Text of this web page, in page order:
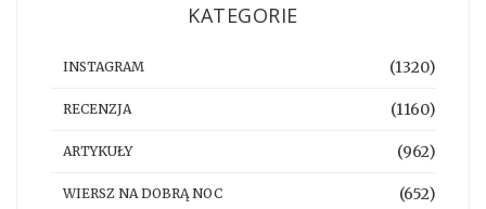
KATEGORIE
INSTAGRAM (1320)
RECENZJA (1160)
ARTYKUŁY (962)
WIERSZ NA DOBRĄ NOC (652)